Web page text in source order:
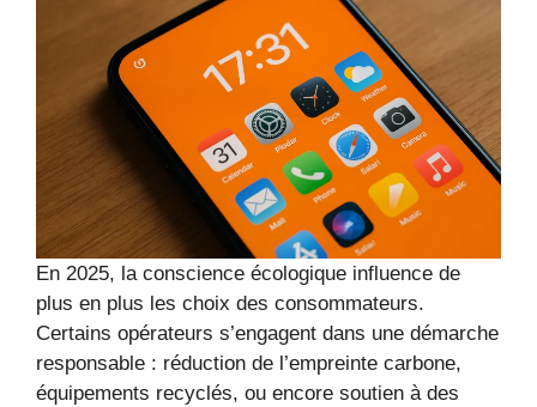
En 2025, la conscience écologique influence de
plus en plus les choix des consommateurs.
Certains opérateurs s’engagent dans une démarche
responsable : réduction de l’empreinte carbone,
équipements recyclés, ou encore soutien à des